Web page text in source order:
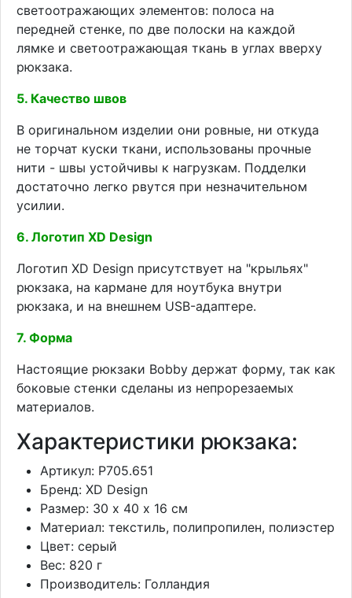
светоотражающих элементов: полоса на
передней стенке, по две полоски на каждой
лямке и светоотражающая ткань в углах вверху
рюкзака.
5. Качество швов
В оригинальном изделии они ровные, ни откуда
не торчат куски ткани, использованы прочные
нити - швы устойчивы к нагрузкам. Подделки
достаточно легко рвутся при незначительном
усилии.
6. Логотип XD Design
Логотип XD Design присутствует на "крыльях"
рюкзака, на кармане для ноутбука внутри
рюкзака, и на внешнем USB-адаптере.
7. Форма
Настоящие рюкзаки Bobby держат форму, так как
боковые стенки сделаны из непрорезаемых
материалов.
Характеристики рюкзака:
Артикул: P705.651
Бренд: XD Design
Размер: 30 х 40 х 16 см
Материал: текстиль, полипропилен, полиэстер
Цвет: серый
Вес: 820 г
Производитель: Голландия